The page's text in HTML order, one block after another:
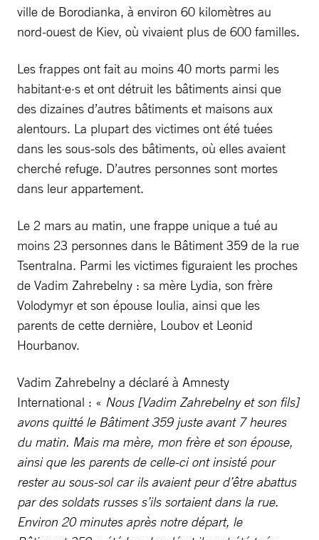
ville de Borodianka, à environ 60 kilomètres au
nord-ouest de Kiev, où vivaient plus de 600 familles.
Les frappes ont fait au moins 40 morts parmi les
habitant·e·s et ont détruit les bâtiments ainsi que
des dizaines d’autres bâtiments et maisons aux
alentours. La plupart des victimes ont été tuées
dans les sous-sols des bâtiments, où elles avaient
cherché refuge. D’autres personnes sont mortes
dans leur appartement.
Le 2 mars au matin, une frappe unique a tué au
moins 23 personnes dans le Bâtiment 359 de la rue
Tsentralna. Parmi les victimes figuraient les proches
de Vadim Zahrebelny : sa mère Lydia, son frère
Volodymyr et son épouse Ioulia, ainsi que les
parents de cette dernière, Loubov et Leonid
Hourbanov.
Vadim Zahrebelny a déclaré à Amnesty
International : « Nous [Vadim Zahrebelny et son fils]
avons quitté le Bâtiment 359 juste avant 7 heures
du matin. Mais ma mère, mon frère et son épouse,
ainsi que les parents de celle-ci ont insisté pour
rester au sous-sol car ils avaient peur d’être abattus
par des soldats russes s’ils sortaient dans la rue.
Environ 20 minutes après notre départ, le